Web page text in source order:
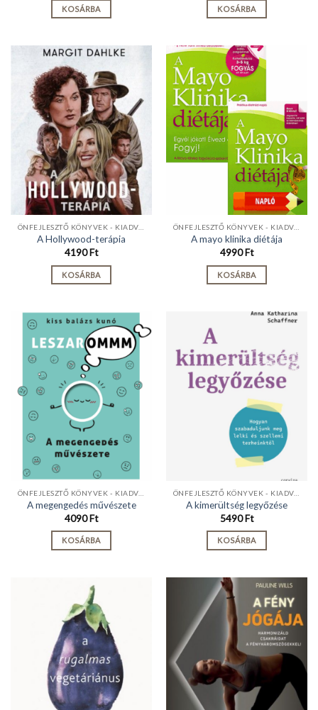
KOSÁRBA KOSÁRBA
ÖNFEJLESZTŐ KÖNYVEK - KIADVÁNYOK
A Hollywood-terápia
4190Ft
KOSÁRBA
ÖNFEJLESZTŐ KÖNYVEK - KIADVÁNYOK
A mayo klinika diétája
4990Ft
KOSÁRBA
ÖNFEJLESZTŐ KÖNYVEK - KIADVÁNYOK
A megengedés művészete
4090Ft
KOSÁRBA
ÖNFEJLESZTŐ KÖNYVEK - KIADVÁNYOK
A kimerültség legyőzése
5490Ft
KOSÁRBA